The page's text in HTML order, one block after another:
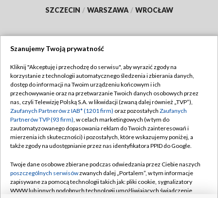
SZCZECIN / WARSZAWA / WROCŁAW
TVP
Abonament TVP
Emisja w TVP
Centrum informacji TVP
Naziemna Telewizja Cyfrowa
Rada Programowa
System NOS
Regulamin TVP
Polityka prywatności
Moje zgody
Pomoc
Kontakt
Szanujemy Twoją prywatność
Kliknij "Akceptuję i przechodzę do serwisu", aby wyrazić zgody na
korzystanie z technologii automatycznego śledzenia i zbierania danych,
dostęp do informacji na Twoim urządzeniu końcowym i ich
przechowywanie oraz na przetwarzanie Twoich danych osobowych przez
nas, czyli Telewizję Polską S.A. w likwidacji (zwaną dalej również „TVP”),
Zaufanych Partnerów z IAB* (1201 firm) oraz pozostałych Zaufanych
Partnerów TVP (93 firm), w celach marketingowych (w tym do
zautomatyzowanego dopasowania reklam do Twoich zainteresowań i
mierzenia ich skuteczności) i pozostałych, które wskazujemy poniżej, a
także zgody na udostępnianie przez nas identyfikatora PPID do Google.
Twoje dane osobowe zbierane podczas odwiedzania przez Ciebie naszych
poszczególnych serwisówzwanych dalej „Portalem”, w tym informacje
zapisywane za pomocą technologii takich jak: pliki cookie, sygnalizatory
WWW lub innych podobnych technologii umożliwiających świadczenie